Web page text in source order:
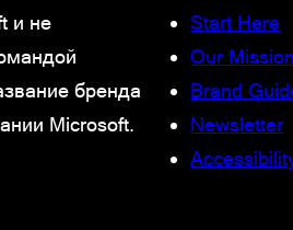
и не
бренда
Microsoft.
Start Here
Our Mission
Brand
Newsletter